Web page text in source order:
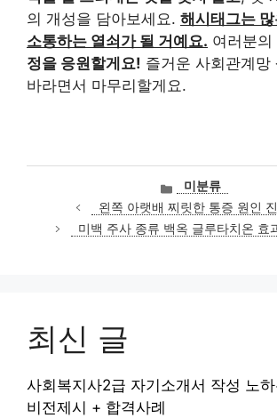
의 개성을 담아보세요. 해시태그는
소통하는 열쇠가 될 거예요. 여러분의
정을 응원할게요! 즐거운 사회관계망
바라면서 마무리할게요.
카
테
고
리
미분류
왼쪽 아랫배 찌릿한 통증 원인
미백 주사 종류 백옥 글루타치온 효
최신 글
사회복지사2급 자기소개서 작성 노
비전제시 + 합격사례